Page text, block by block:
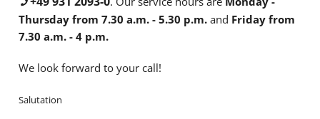
Thursday from 7.30 a.m. - 5.30 p.m. and Friday from
7.30 a.m. - 4 p.m.
We look forward to your call!
Salutation